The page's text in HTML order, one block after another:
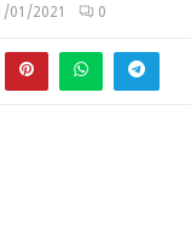
01/2021 0